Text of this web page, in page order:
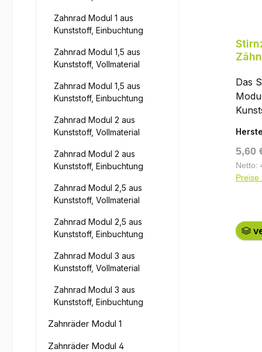
Zahnrad Modul 1 aus
Kunststoff, Einbuchtung
Zahnrad Modul 1,5 aus
Kunststoff, Vollmaterial
Zahnrad Modul 1,5 aus
Kunststoff, Einbuchtung
Zahnrad Modul 2 aus
Kunststoff, Vollmaterial
Zahnrad Modul 2 aus
Kunststoff, Einbuchtung
Zahnrad Modul 2,5 aus
Kunststoff, Vollmaterial
Zahnrad Modul 2,5 aus
Kunststoff, Einbuchtung
Zahnrad Modul 3 aus
Kunststoff, Vollmaterial
Zahnrad Modul 3 aus
Kunststoff, Einbuchtung
Zahnräder Modul 1
Zahnräder Modul 4
einer
z₂) /
z₂ /
(z. B.
aus
110
mm
Das
läuft
oder
von
Das
ist
nach
DIN
—
5,60
Netto:
Preise